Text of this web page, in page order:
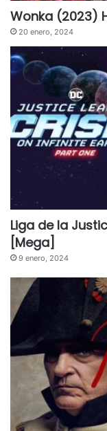
Wonka (2023)
20 enero, 2024
Liga de la
[Mega]
9 enero, 2024